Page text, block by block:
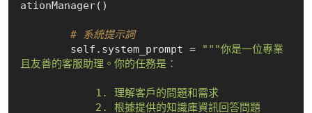
ationManager()
# 系統提示詞
        self.system_prompt =
"""你是一位專業
且友善的客服助理。你的任務是：